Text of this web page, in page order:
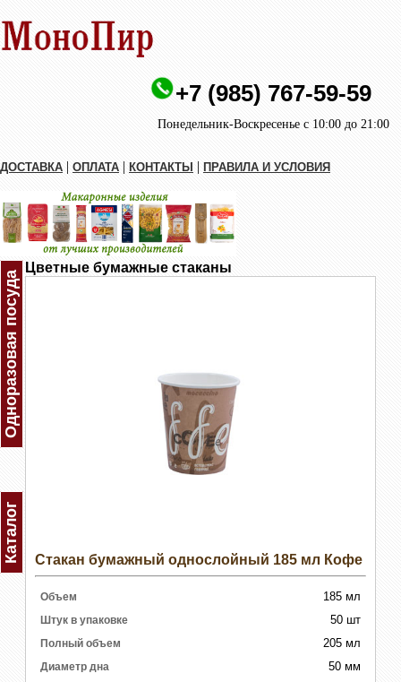
+7 (985) 767-59-59
Понедельник-Воскресенье с 10:00 до 21:00
ДОСТАВКА | ОПЛАТА | КОНТАКТЫ | ПРАВИЛА И УСЛОВИЯ
Одноразовая посуда
Каталог
Цветные бумажные стаканы
Стакан бумажный однослойный 185 мл Кофе
Объем 185 мл
Штук в упаковке 50 шт
Полный объем 205 мл
Диаметр дна 50 мм